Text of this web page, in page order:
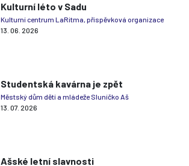
Kulturní léto v Sadu
Kulturní centrum LaRitma, příspěvková organizace
13. 06. 2026
Studentská kavárna je zpět
Městský dům dětí a mládeže Sluníčko Aš
13. 07. 2026
Ašské letní slavnosti